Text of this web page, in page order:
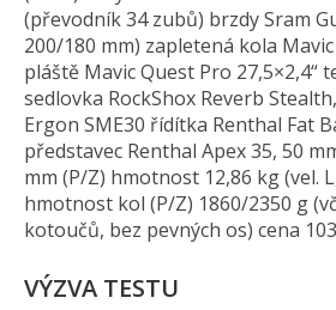
(převodník 34 zubů) brzdy Sram
200/180 mm) zapletená kola
pláště Mavic Quest Pro 27,5×2,4“
sedlovka RockShox Reverb
Ergon SME30 řídítka Renthal Fat
představec Renthal Apex 35, 50
mm (P/Z) hmotnost 12,86 kg (vel.
hmotnost kol (P/Z) 1860/2350 g
kotoučů, bez pevných os) cena
VÝZVA TESTU